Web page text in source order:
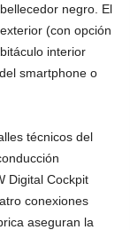
negro. El
(con opción
interior
smartphone o
técnicos del
Digital Cockpit
conexiones
aseguran la